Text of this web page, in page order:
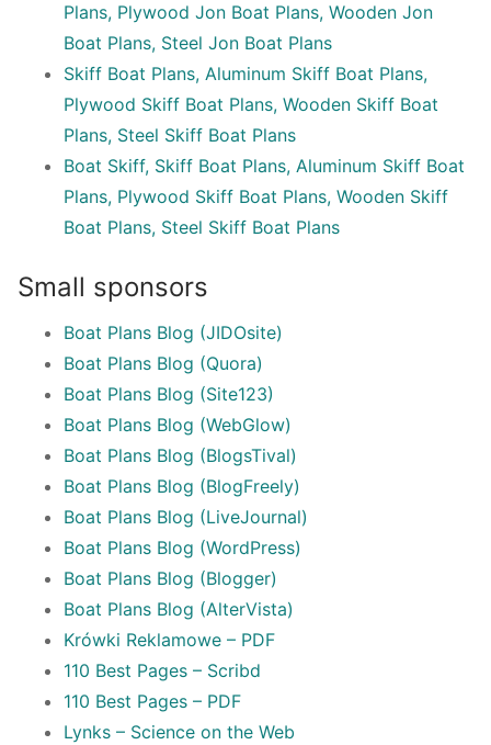
Plans, Plywood Jon Boat Plans, Wooden Jon
Boat Plans, Steel Jon Boat Plans
Skiff Boat Plans, Aluminum Skiff Boat Plans,
Plywood Skiff Boat Plans, Wooden Skiff Boat
Plans, Steel Skiff Boat Plans
Boat Skiff, Skiff Boat Plans, Aluminum Skiff Boat
Plans, Plywood Skiff Boat Plans, Wooden Skiff
Boat Plans, Steel Skiff Boat Plans
Small sponsors
Boat Plans Blog (JIDOsite)
Boat Plans Blog (Quora)
Boat Plans Blog (Site123)
Boat Plans Blog (WebGlow)
Boat Plans Blog (BlogsTival)
Boat Plans Blog (BlogFreely)
Boat Plans Blog (LiveJournal)
Boat Plans Blog (WordPress)
Boat Plans Blog (Blogger)
Boat Plans Blog (AlterVista)
Krówki Reklamowe – PDF
110 Best Pages – Scribd
110 Best Pages – PDF
Lynks – Science on the Web